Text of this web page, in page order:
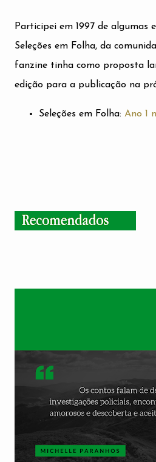
Participei em 1997 de algumas
Seleções em Folha, da
fanzine tinha como proposta
edição para a publicação na
Seleções em Folha: Ano 1